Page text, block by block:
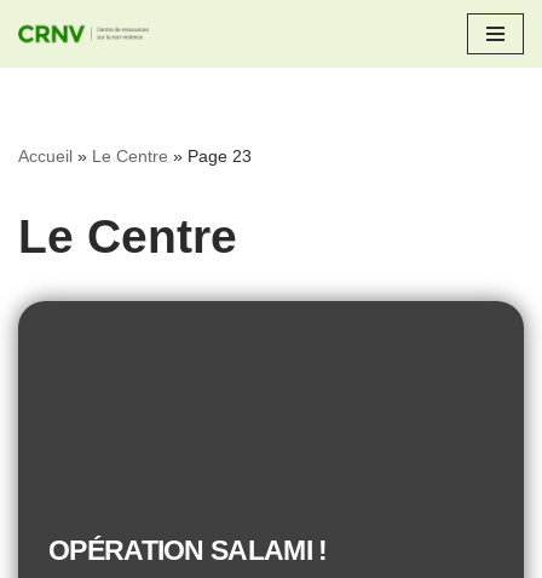
Aller
Accueil » Le Centre » Page 23
Le Centre
OPÉRATION SALAMI !